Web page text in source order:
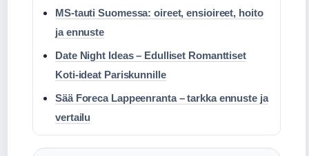
MS-tauti Suomessa: oireet, ensioireet, hoito
ja ennuste
Date Night Ideas – Edulliset Romanttiset
Koti-ideat Pariskunnille
Sää Foreca Lappeenranta – tarkka ennuste ja
vertailu